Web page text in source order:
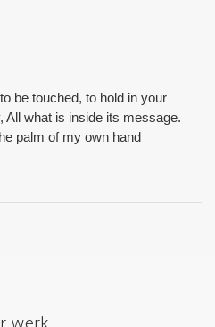
be touched, to hold in your
All what is inside its message.
palm of my own hand
werk...